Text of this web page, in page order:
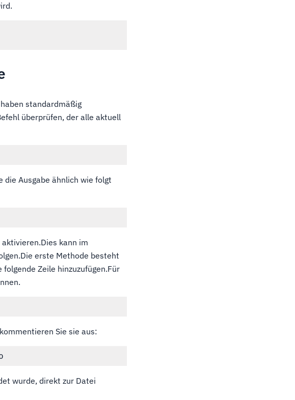
standardmäßig
überprüfen, der alle aktuell
die Ausgabe ähnlich wie folgt
kann im
erste Methode besteht
Zeile hinzuzufügen.Für
Sie sie aus:
wurde, direkt zur Datei